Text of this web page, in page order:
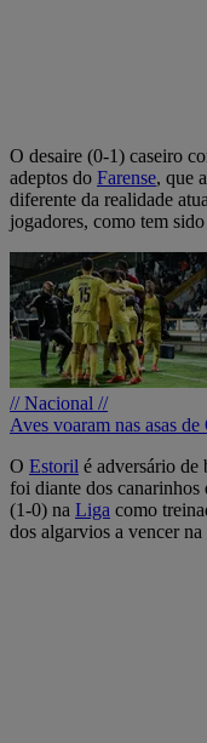
O desaire (0-1) caseiro
adeptos do Farense, que
diferente da realidade
jogadores, como tem
// Nacional //
Aves voaram nas asas
O Estoril é adversário de
foi diante dos
(1-0) na Liga como
dos algarvios a vencer na